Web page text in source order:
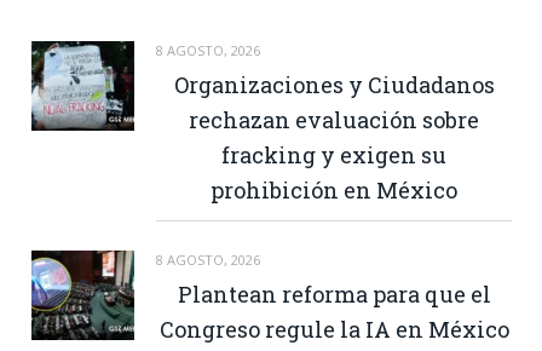
8 AGOSTO, 2026
Organizaciones y Ciudadanos
rechazan evaluación sobre
fracking y exigen su
prohibición en México
8 AGOSTO, 2026
Plantean reforma para que el
Congreso regule la IA en México